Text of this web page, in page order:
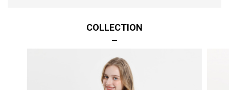
COLLECTION